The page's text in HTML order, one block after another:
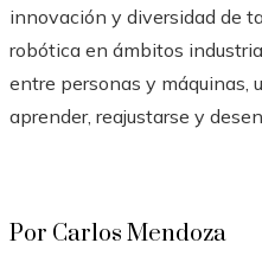
innovación y diversidad de
robótica en ámbitos
entre personas y máquinas,
aprender, reajustarse y
Por Carlos Mendoza